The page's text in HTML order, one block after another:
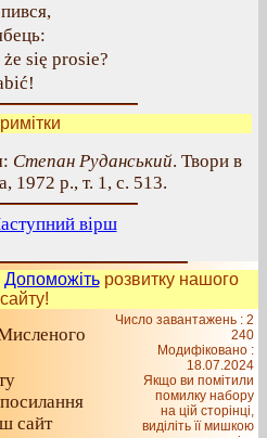
się prosie?
Степан Руданський. Твори в
1972 р., т. 1, с. 513.
вірш
Допоможітьрозвитку нашого
сайту!
сайт
Число завантажень : 2
240
Модифіковано :
18.07.2024
Якщо ви помітили
помилку набору
на цiй сторiнцi,
видiлiть її мишкою